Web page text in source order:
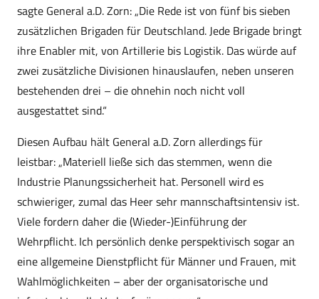
sagte General a.D. Zorn: „Die Rede ist von fünf bis sieben
zusätzlichen Brigaden für Deutschland. Jede Brigade bringt
ihre Enabler mit, von Artillerie bis Logistik. Das würde auf
zwei zusätzliche Divisionen hinauslaufen, neben unseren
bestehenden drei – die ohnehin noch nicht voll
ausgestattet sind.“
Diesen Aufbau hält General a.D. Zorn allerdings für
leistbar: „Materiell ließe sich das stemmen, wenn die
Industrie Planungssicherheit hat. Personell wird es
schwieriger, zumal das Heer sehr mannschaftsintensiv ist.
Viele fordern daher die (Wieder-)Einführung der
Wehrpflicht. Ich persönlich denke perspektivisch sogar an
eine allgemeine Dienstpflicht für Männer und Frauen, mit
Wahlmöglichkeiten – aber der organisatorische und